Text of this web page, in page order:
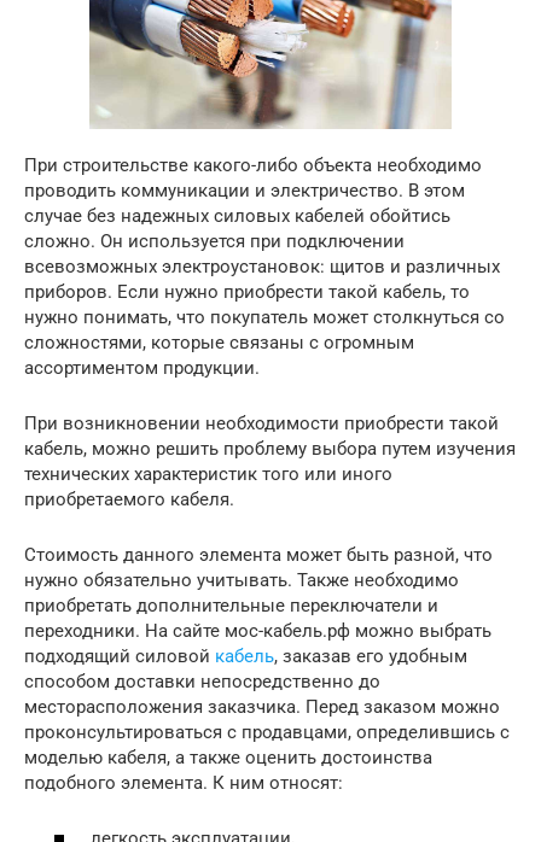
При строительстве какого-либо объекта необходимо
проводить коммуникации и электричество. В этом
случае без надежных силовых кабелей обойтись
сложно. Он используется при подключении
всевозможных электроустановок: щитов и различных
приборов. Если нужно приобрести такой кабель, то
нужно понимать, что покупатель может столкнуться со
сложностями, которые связаны с огромным
ассортиментом продукции.
При возникновении необходимости приобрести такой
кабель, можно решить проблему выбора путем изучения
технических характеристик того или иного
приобретаемого кабеля.
Стоимость данного элемента может быть разной, что
нужно обязательно учитывать. Также необходимо
приобретать дополнительные переключатели и
переходники. На сайте мос-кабель.рф можно выбрать
подходящий силовой кабель, заказав его удобным
способом доставки непосредственно до
месторасположения заказчика. Перед заказом можно
проконсультироваться с продавцами, определившись с
моделью кабеля, а также оценить достоинства
подобного элемента. К ним относят: